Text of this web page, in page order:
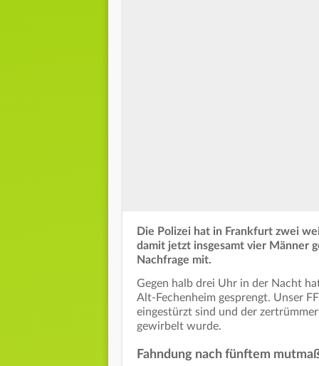
Die Polizei hat in Frankfurt zwei
damit jetzt insgesamt vier Männer
Nachfrage mit.
Gegen halb drei Uhr in der Nacht
Alt-Fechenheim gesprengt. Unser
eingestürzt sind und der
gewirbelt wurde.
Fahndung nach fünftem